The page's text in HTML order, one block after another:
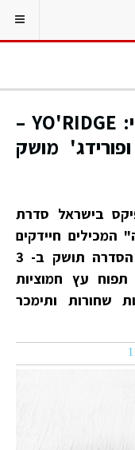
לאחר הצלחה בשוק הבריטי: YO'RIDGE –
מושק
בישראל סדרת
המכילים חיידקים
פרוביוטיים ואחוז גבוה של פרי • הסדרה תושק ב- 3
תפוח עץ חמוציות
שחורות ותימכר